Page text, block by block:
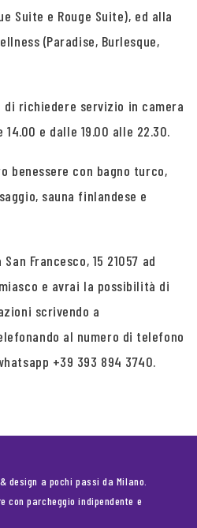
Suite e Rouge Suite), ed alla
(Paradise, Burlesque,
richiedere servizio in camera
e dalle 19.00 alle 22.30.
benessere con bagno turco,
sauna finlandese e
Francesco, 15 21057 ad
e avrai la possibilità di
scrivendo a
al numero di telefono
+39 393 894 3740.
design a pochi passi da Milano.
con parcheggio indipendente e